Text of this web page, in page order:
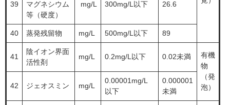
39
マグネシウム
等（硬度）
mg/L 300mg/L以下 26.6
40 蒸発残留物 mg/L 500mg/L以下 89
41
陰イオン界面
活性剤
mg/L 0.2mg/L以下 0.02未満
有機
物
（発
泡）
42 ジェオスミン mg/L
0.00001mg/L
以下
0.000001
未満